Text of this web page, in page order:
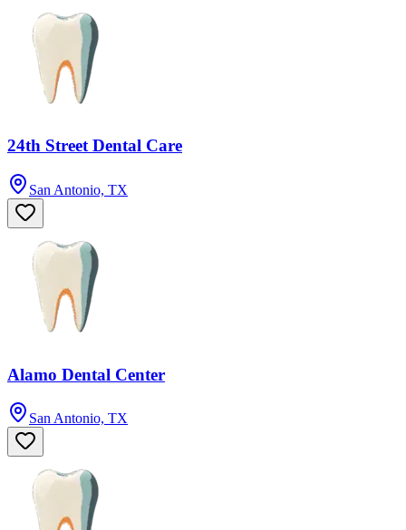
24th Street Dental Care
San Antonio, TX
Alamo Dental Center
San Antonio, TX